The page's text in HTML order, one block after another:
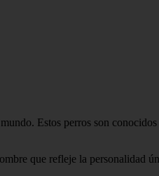
Estos perros son
que refleje la personalidad